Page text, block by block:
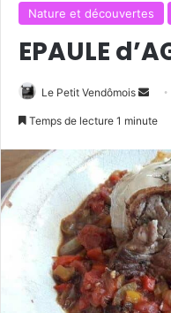
Nature et découvertes
EPAULE
Le Petit Vendômois
o
y
e
r
u
n
c
o
Temps de lecture 1 minute